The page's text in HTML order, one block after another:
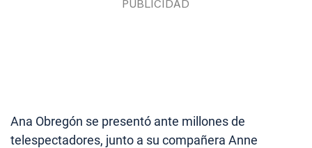
Ana Obregón se presentó ante millones de
telespectadores, junto a su compañera Anne